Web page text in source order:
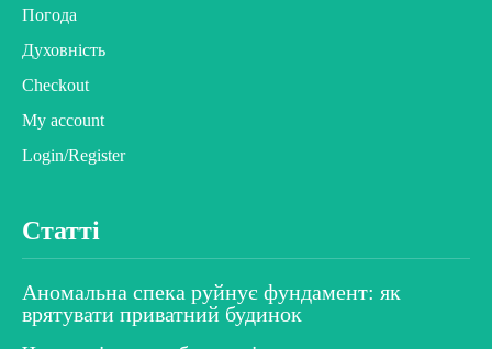
Погода
Духовність
Checkout
My account
Login/Register
Статті
Аномальна спека руйнує фундамент: як
врятувати приватний будинок